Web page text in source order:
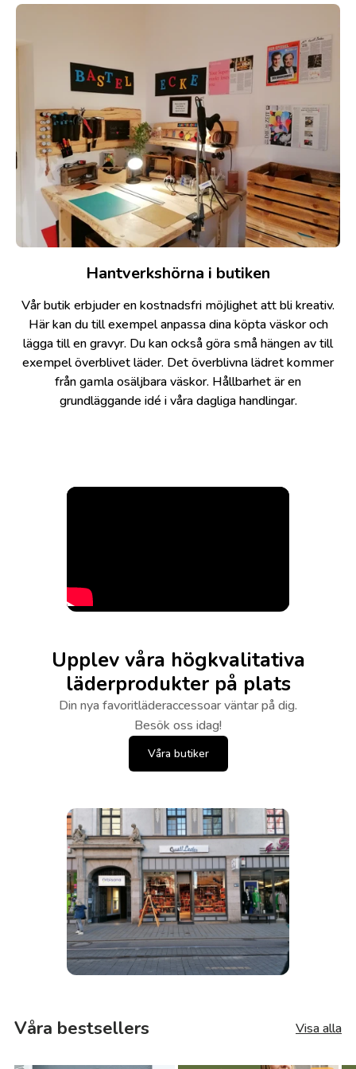
Hantverkshörna i butiken
Vår butik erbjuder en kostnadsfri möjlighet att bli kreativ.
Här kan du till exempel anpassa dina köpta väskor och
lägga till en gravyr. Du kan också göra små hängen av till
exempel överblivet läder. Det överblivna lädret kommer
från gamla osäljbara väskor. Hållbarhet är en
grundläggande idé i våra dagliga handlingar.
Upplev våra högkvalitativa
läderprodukter på plats
Din nya favoritläderaccessoar väntar på dig.
Besök oss idag!
Våra butiker
Våra bestsellers Visa alla